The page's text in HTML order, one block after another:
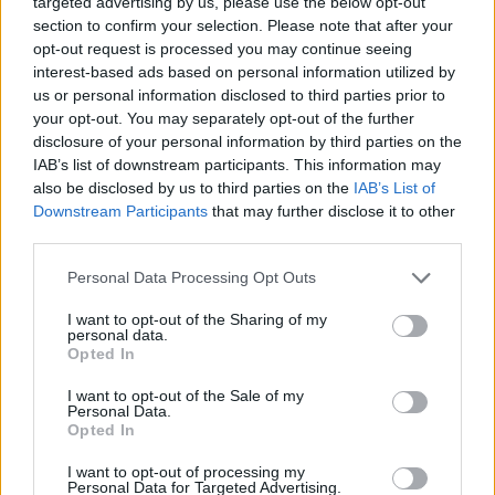
section to confirm your selection. Please note that after your
opt-out request is processed you may continue seeing
interest-based ads based on personal information utilized by
us or personal information disclosed to third parties prior to
your opt-out. You may separately opt-out of the further
disclosure of your personal information by third parties on the
IAB’s list of downstream participants. This information may
also be disclosed by us to third parties on the IAB’s List of
Downstream Participants that may further disclose it to other
Personal Data Processing Opt Outs
I want to opt-out of the Sharing of my
personal data.
Opted In
I want to opt-out of the Sale of my
Personal Data.
Opted In
I want to opt-out of processing my
Personal Data for Targeted Advertising.
Cómo ir desde Moià a Vilanova Del Vallès